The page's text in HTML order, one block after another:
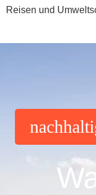
Reisen und